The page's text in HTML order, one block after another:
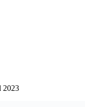
2023